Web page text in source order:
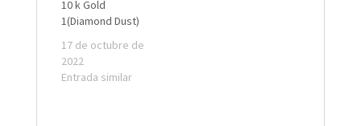
10 k Gold
1(Diamond Dust)
17 de octubre de
2022
Entrada similar